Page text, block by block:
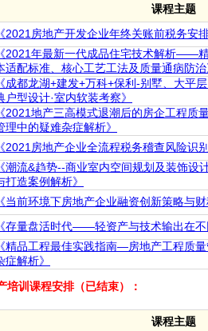
课程主题
《2021房地产开发企业年终关账前税务安
《2021年最新一代成品住宅技术解析——
适配标准、核心工艺工法及质量通病防
《成都龙湖+建发+万科+保利-别墅、大平
户型设计·室内软装考察》
《2021地产三高模式退潮后的房企工程质
理中的疑难杂症解析》
《2021房地产企业全流程税务稽查风险识
《潮流&趋势--商业室内空间规划及装饰设
打造案例解析》
《当前环境下房地产企业融资创新策略与
《存量盘活时代——轻资产与技术输出在
《精品工程最佳实践指南—房地产工程质
症解析》
培训课程安排（已结束）：
课程主题